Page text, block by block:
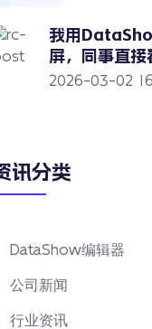
我用
屏，同事直
2026-03-02
讯分类
DataShow编辑器
公司新闻
行业资讯